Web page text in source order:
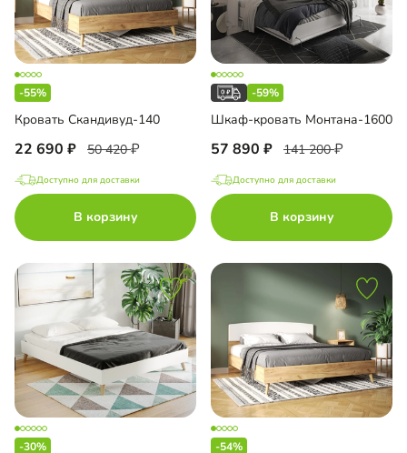
-55%
Кровать Скандивуд-140
22 690 50 420
Доступно для доставки
В корзину
-59%
Шкаф-кровать Монтана-1600
57 890 141 200
Доступно для доставки
В корзину
-30% -54%